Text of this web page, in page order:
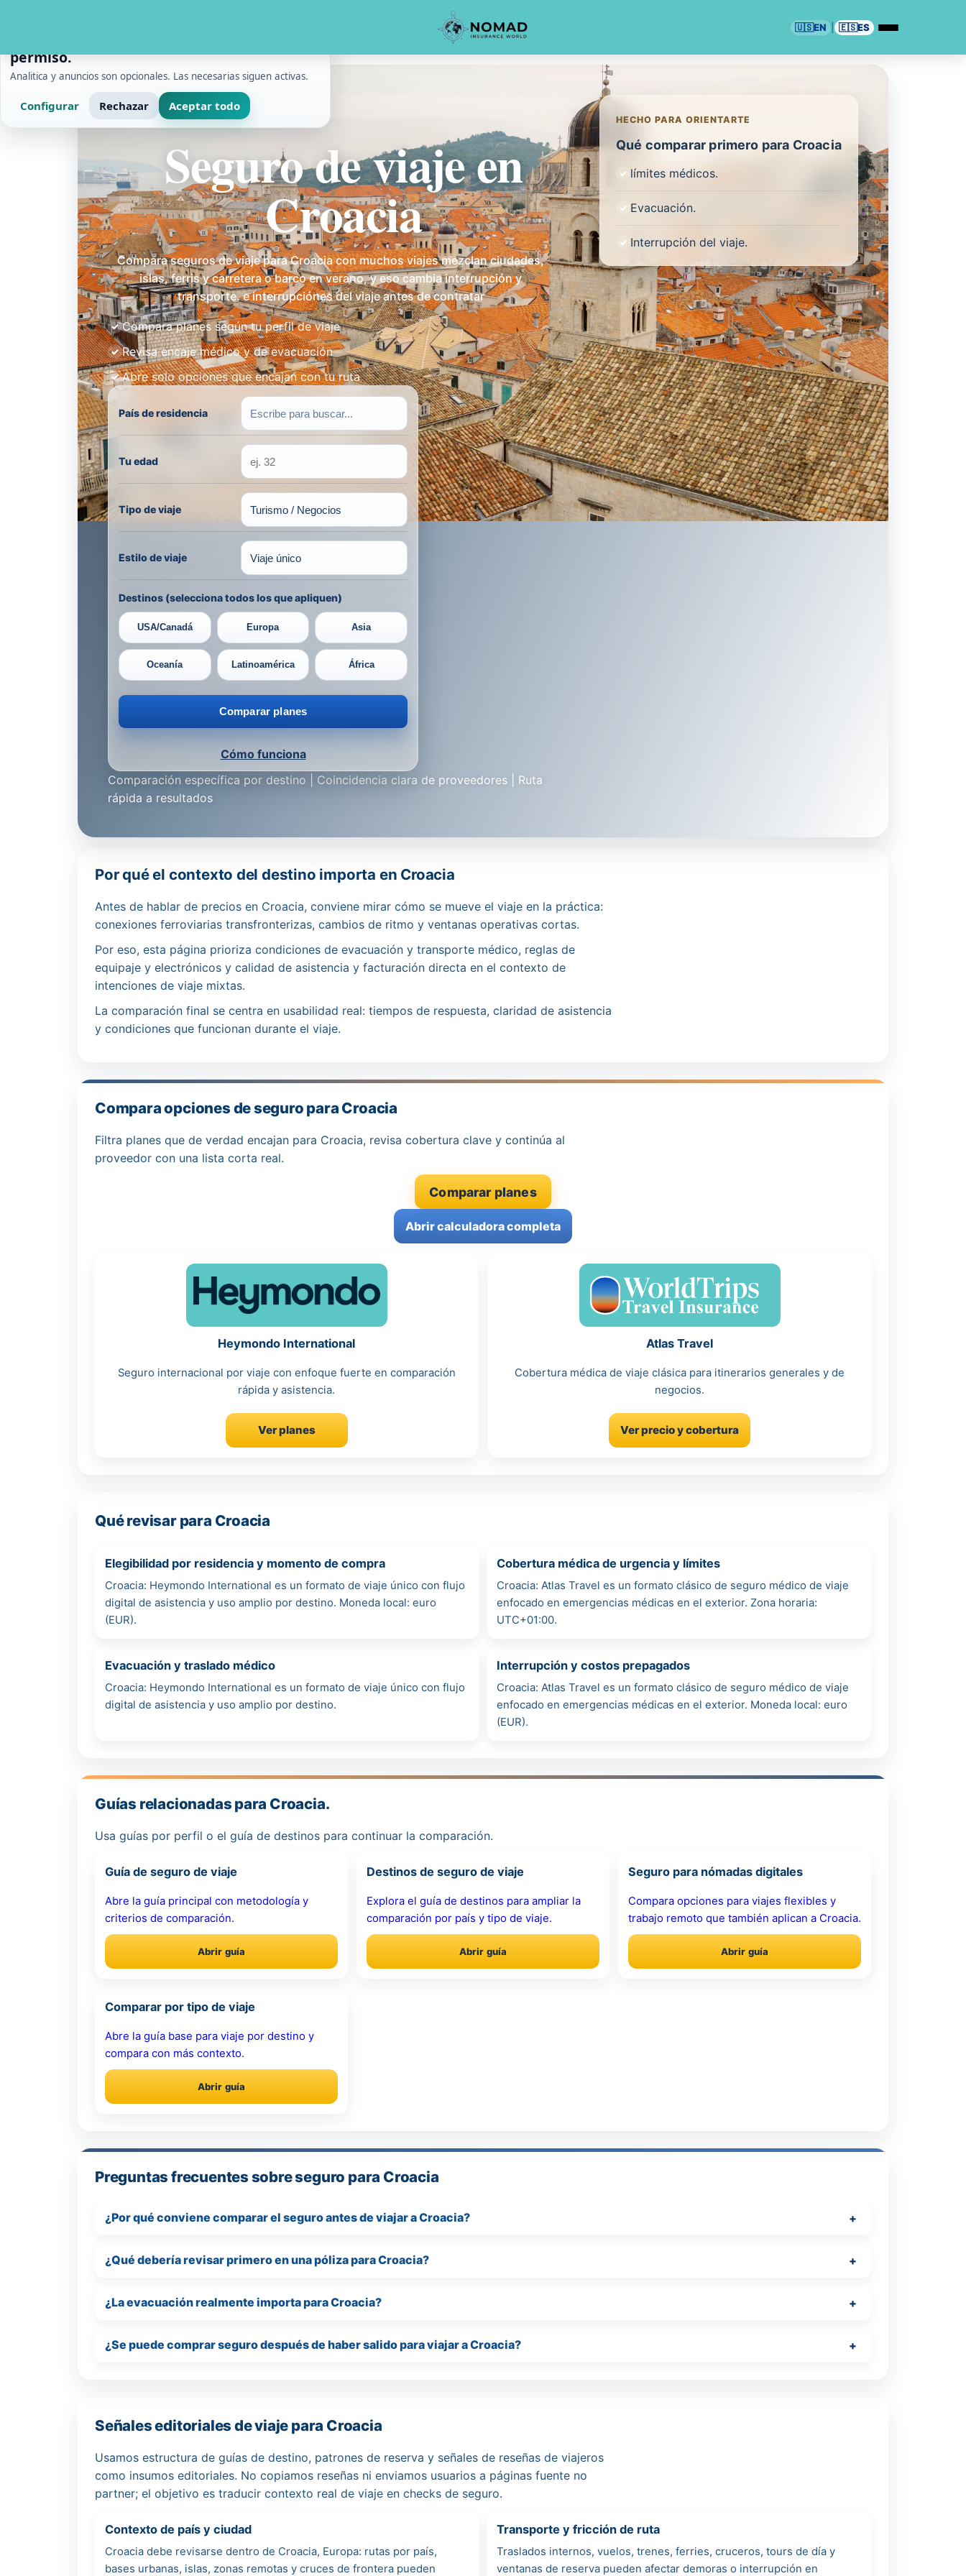
🇺🇸EN 🇪🇸ES
Inicio/Destinos/Seguro de viaje en Croacia
Seguro de viaje en
Croacia
Compara seguros de viaje para Croacia con muchos viajes mezclan ciudades,
islas, ferris y carretera o barco en verano, y eso cambia interrupción y
transporte. e interrupciónes del viaje antes de contratar
Compara planes según tu perfil de viaje
Revisa encaje médico y de evacuación
Abre solo opciones que encajan con tu ruta
País de residencia
Tu edad
Tipo de viaje
Estilo de viaje
Destinos (selecciona todos los que apliquen)
USA/Canadá Europa Asia
Oceanía Latinoamérica África
Comparar planes
Cómo funciona
Comparación específica por destino | Coincidencia clara de proveedores | Ruta
rápida a resultados
HECHO PARA ORIENTARTE
Qué comparar primero para Croacia
límites médicos.
Evacuación.
Interrupción del viaje.
Por qué el contexto del destino importa en Croacia
Antes de hablar de precios en Croacia, conviene mirar cómo se mueve el viaje en la práctica:
conexiones ferroviarias transfronterizas, cambios de ritmo y ventanas operativas cortas.
Por eso, esta página prioriza condiciones de evacuación y transporte médico, reglas de
equipaje y electrónicos y calidad de asistencia y facturación directa en el contexto de
intenciones de viaje mixtas.
La comparación final se centra en usabilidad real: tiempos de respuesta, claridad de asistencia
y condiciones que funcionan durante el viaje.
Compara opciones de seguro para Croacia
Filtra planes que de verdad encajan para Croacia, revisa cobertura clave y continúa al
proveedor con una lista corta real.
Comparar planes
Abrir calculadora completa
Heymondo International
Seguro internacional por viaje con enfoque fuerte en comparación
rápida y asistencia.
Ver planes
Atlas Travel
Cobertura médica de viaje clásica para itinerarios generales y de
negocios.
Ver precio y cobertura
Qué revisar para Croacia
Elegibilidad por residencia y momento de compra
Croacia: Heymondo International es un formato de viaje único con flujo
digital de asistencia y uso amplio por destino. Moneda local: euro
(EUR).
Cobertura médica de urgencia y límites
Croacia: Atlas Travel es un formato clásico de seguro médico de viaje
enfocado en emergencias médicas en el exterior. Zona horaria:
UTC+01:00.
Evacuación y traslado médico
Croacia: Heymondo International es un formato de viaje único con flujo
digital de asistencia y uso amplio por destino.
Interrupción y costos prepagados
Croacia: Atlas Travel es un formato clásico de seguro médico de viaje
enfocado en emergencias médicas en el exterior. Moneda local: euro
(EUR).
Guías relacionadas para Croacia.
Usa guías por perfil o el guía de destinos para continuar la comparación.
Guía de seguro de viaje
Abre la guía principal con metodología y
criterios de comparación.
Abrir guía
Destinos de seguro de viaje
Explora el guía de destinos para ampliar la
comparación por país y tipo de viaje.
Abrir guía
Seguro para nómadas digitales
Compara opciones para viajes flexibles y
trabajo remoto que también aplican a Croacia.
Abrir guía
Comparar por tipo de viaje
Abre la guía base para viaje por destino y
compara con más contexto.
Abrir guía
Preguntas frecuentes sobre seguro para Croacia
¿Por qué conviene comparar el seguro antes de viajar a Croacia?
¿Qué debería revisar primero en una póliza para Croacia?
¿La evacuación realmente importa para Croacia?
¿Se puede comprar seguro después de haber salido para viajar a Croacia?
Señales editoriales de viaje para Croacia
Usamos estructura de guías de destino, patrones de reserva y señales de reseñas de viajeros
como insumos editoriales. No copiamos reseñas ni enviamos usuarios a páginas fuente no
partner; el objetivo es traducir contexto real de viaje en checks de seguro.
Contexto de país y ciudad
Croacia debe revisarse dentro de Croacia, Europa: rutas por país,
bases urbanas, islas, zonas remotas y cruces de frontera pueden
Transporte y fricción de ruta
Traslados internos, vuelos, trenes, ferries, cruceros, tours de día y
ventanas de reserva pueden afectar demoras o interrupción en
permiso.
Analitica y anuncios son opcionales. Las necesarias siguen activas.
Configurar Rechazar Aceptar todo